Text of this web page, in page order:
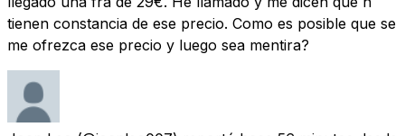
tienen constancia de ese precio. Como es posible que se
me ofrezca ese precio y luego sea mentira?